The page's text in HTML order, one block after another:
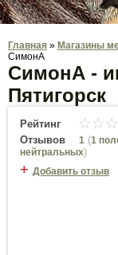
Главная » Магазины
СимонА
СимонА -
Пятигорск
Рейтинг
Отзывов 1 (1
нейтральных)
+ Добавить отзыв